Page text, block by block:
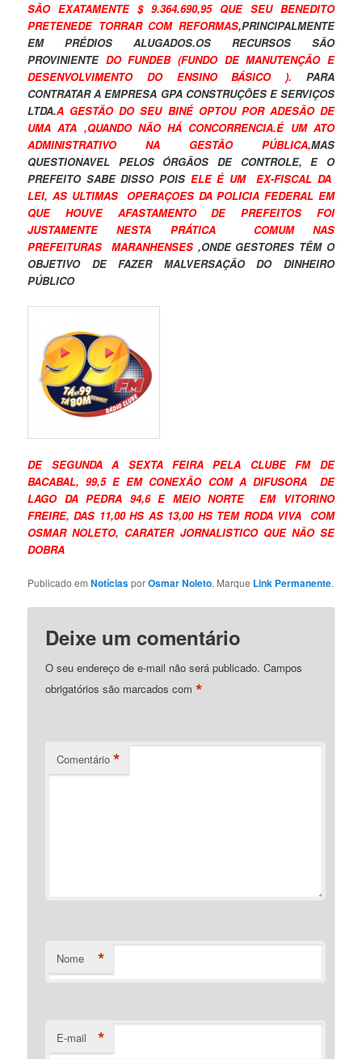
SÃO EXATAMENTE $ 9.364.690,95 QUE SEU BENEDITO
PRETENEDE TORRAR COM REFORMAS,PRINCIPALMENTE
EM PRÉDIOS ALUGADOS.OS RECURSOS SÃO
PROVINIENTE DO FUNDEB (FUNDO DE MANUTENÇÃO E
DESENVOLVIMENTO DO ENSINO BÁSICO ). PARA
CONTRATAR A EMPRESA GPA CONSTRUÇÕES E SERVIÇOS
LTDA.A GESTÃO DO SEU BINÉ OPTOU POR ADESÃO DE
UMA ATA ,QUANDO NÃO HÁ CONCORRENCIA.É UM ATO
ADMINISTRATIVO NA GESTÃO PÚBLICA,MAS
QUESTIONAVEL PELOS ÓRGÃOS DE CONTROLE, E O
PREFEITO SABE DISSO POIS ELE É UM EX-FISCAL DA
LEI, AS ULTIMAS OPERAÇOES DA POLICIA FEDERAL EM
QUE HOUVE AFASTAMENTO DE PREFEITOS FOI
JUSTAMENTE NESTA PRÁTICA COMUM NAS
PREFEITURAS MARANHENSES,ONDE GESTORES TÊM O
OBJETIVO DE FAZER MALVERSAÇÃO DO DINHEIRO
PÚBLICO
DE SEGUNDA A SEXTA FEIRA PELA CLUBE FM DE
BACABAL, 99,5 E EM CONEXÃO COM A DIFUSORA DE
LAGO DA PEDRA 94,6 E MEIO NORTE EM VITORINO
FREIRE, DAS 11,00 HS AS 13,00 HS TEM RODA VIVA COM
OSMAR NOLETO, CARATER JORNALISTICO QUE NÃO SE
DOBRA
Publicado emNotíciasporOsmar Noleto. Marque Link Permanente.
Deixe um comentário
O seu endereço de e-mail não será publicado. Campos
obrigatórios são marcados com*
Comentário *
Nome *
E-mail *